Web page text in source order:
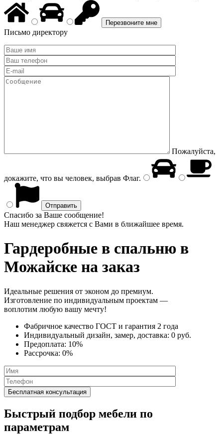
Письмо директору
Пожалуйста,
докажите, что вы человек, выбрав Флаг.
Спасибо за Ваше сообщение!
Наш менеджер свяжется с Вами в ближайшее время.
Гардеробные в спальню в
Можайске на заказ
Идеальные решения от эконом до премиум.
Изготовление по индивидуальным проектам —
воплотим любую вашу мечту!
Фабричное качество ГОСТ и гарантия 2 года
Индивидуальный дизайн, замер, доставка: 0 руб.
Предоплата: 10%
Рассрочка: 0%
Быстрый подбор мебели по
параметрам